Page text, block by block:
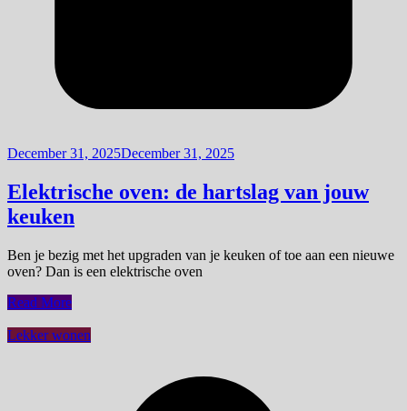
December 31, 2025December 31, 2025
Elektrische oven: de hartslag van jouw
keuken
Ben je bezig met het upgraden van je keuken of toe aan een nieuwe
oven? Dan is een elektrische oven
Read More
Lekker wonen